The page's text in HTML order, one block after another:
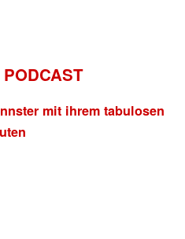
mit ihrem tabulosen